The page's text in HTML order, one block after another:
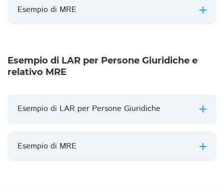
Esempio di MRE
Esempio di LAR per Persone Giuridiche e
relativo MRE
Esempio di LAR per Persone Giuridiche
Esempio di MRE